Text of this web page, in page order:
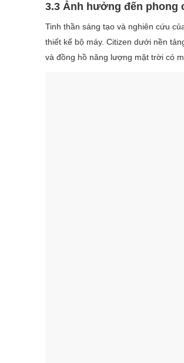
3.3 Ảnh hưởng đến phong
Tinh thần sáng tạo và nghiên cứu
thiết kế bộ máy. Citizen dưới nền
và đồng hồ năng lượng mặt trời có